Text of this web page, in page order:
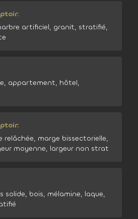
artificiel, granit, stratifié,
appartement, hôtel,
relâchée, marge bissectorielle,
moyenne, largeur non strat
solide, bois, mélamine, laque,